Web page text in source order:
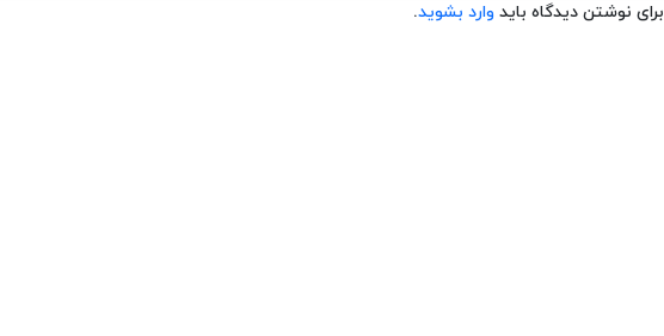
برای نوشتن دیدگاه باید وارد بشوید.